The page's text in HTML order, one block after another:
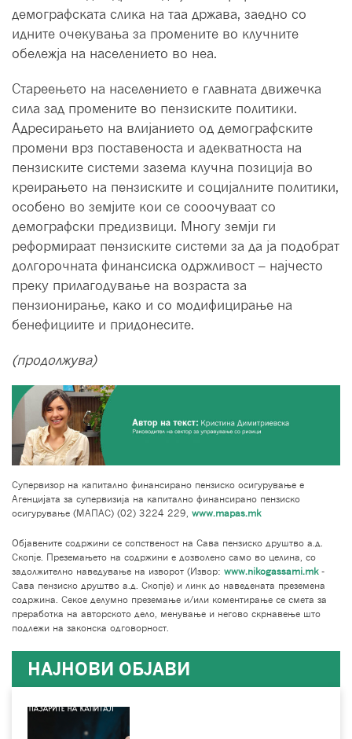
демографската слика на таа држава, заедно со
идните очекувања за промените во клучните
обележја на населението во неа.
Стареењето на населението е главната движечка
сила зад промените во пензиските политики.
Адресирањето на влијанието од демографските
промени врз поставеноста и адекватноста на
пензиските системи зазема клучна позиција во
креирањето на пензиските и социјалните политики,
особено во земјите кои се сооочуваат со
демографски предизвици. Многу земји ги
реформираат пензиските системи за да ја подобрат
долгорочната финансиска одржливост – најчесто
преку прилагодување на возраста за
пензионирање, како и со модифицирање на
бенефициите и придонесите.
(продолжува)
Супервизор на капитално финансирано пензиско осигурување е
Агенцијата за супервизија на капитално финансирано пензиско
осигурување (МАПАС) (02) 3224 229, www.mapas.mk
Објавените содржини се сопственост на Сава пензиско друштво а.д.
Скопје. Преземањето на содржини е дозволено само во целина, со
задолжително наведување на изворот (Извор: www.nikogassami.mk-
Сава пензиско друштво а.д. Скопје) и линк до наведената преземена
содржина. Секое делумно преземање и/или коментирање се смета за
преработка на авторското дело, менување и негово скрнавење што
подлежи на законска одговорност.
НАЈНОВИ ОБЈАВИ